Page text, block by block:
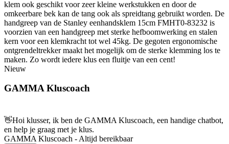
klem ook geschikt voor zeer kleine werkstukken en door de
omkeerbare bek kan de tang ook als spreidtang gebruikt worden. De
handgreep van de Stanley eenhandsklem 15cm FMHT0-83232 is
voorzien van een handgreep met sterke hefboomwerking en stalen
kern voor een klemkracht tot wel 45kg. De gegoten ergonomische
ontgrendeltrekker maakt het mogelijk om de sterke klemming los te
maken. Zo wordt iedere klus een fluitje van een cent!
Nieuw
GAMMA Kluscoach
👋Hoi klusser, ik ben de GAMMA Kluscoach, een handige chatbot,
en help je graag met je klus.
GAMMA Kluscoach - Altijd bereikbaar